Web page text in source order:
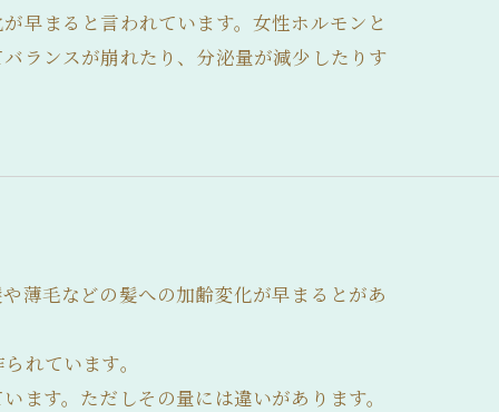
早まると言われています。女性ホルモンと
ランスが崩れたり、分泌量が減少したりす
薄毛などの髪への加齢変化が早まるとがあ
れています。
す。ただしその量には違いがあります。